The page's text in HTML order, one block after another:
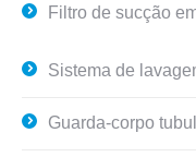
Filtro de sucção
Sistema de
Guarda-corpo